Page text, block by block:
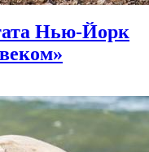
Нью-Йорк